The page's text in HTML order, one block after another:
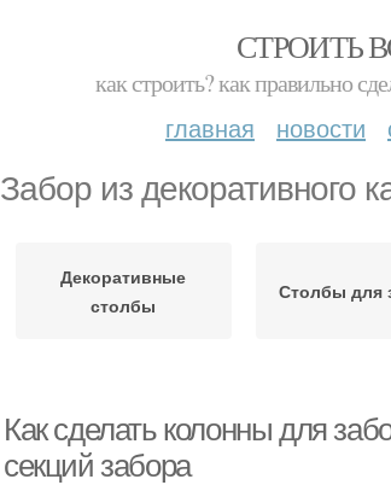
СТРОИТЬ
как строить? как правильно
главная новости
Забор из декоративного
Декоративные
столбы
Столбы для
Как сделать колонны для
секций забора